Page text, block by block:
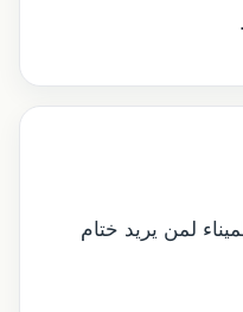
لمن يريد ختام